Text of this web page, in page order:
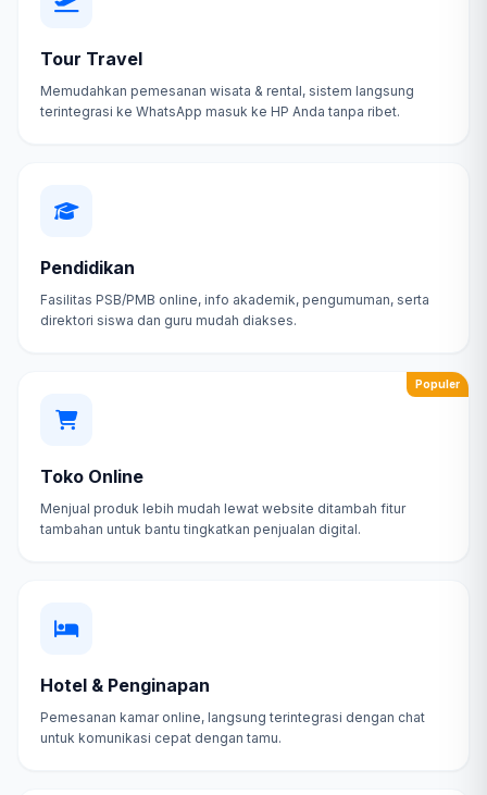
Tour Travel
Memudahkan pemesanan wisata & rental, sistem langsung
terintegrasi ke WhatsApp masuk ke HP Anda tanpa ribet.
Pendidikan
Fasilitas PSB/PMB online, info akademik, pengumuman, serta
direktori siswa dan guru mudah diakses.
Populer
Toko Online
Menjual produk lebih mudah lewat website ditambah fitur
tambahan untuk bantu tingkatkan penjualan digital.
Hotel & Penginapan
Pemesanan kamar online, langsung terintegrasi dengan chat
untuk komunikasi cepat dengan tamu.